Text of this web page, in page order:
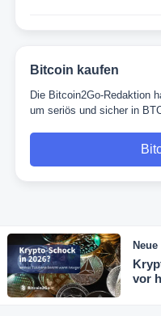
Bitcoin kaufen
Die Bitcoin2Go-Redaktion
um seriös und sicher in
vor